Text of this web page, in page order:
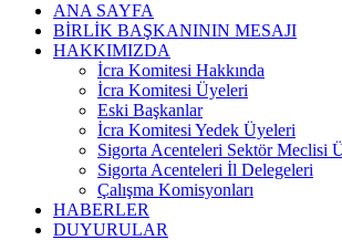
ANA SAYFA
BİRLİK BAŞKANININ MESAJI
HAKKIMIZDA
İcra Komitesi Hakkında
İcra Komitesi Üyeleri
Eski Başkanlar
İcra Komitesi Yedek Üyeleri
Sigorta Acenteleri Sektör Meclisi
Sigorta Acenteleri İl Delegeleri
Çalışma Komisyonları
HABERLER
DUYURULAR